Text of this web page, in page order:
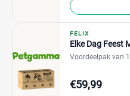
FELIX
Elke Dag Feest
Voordeelpak van
€59,99